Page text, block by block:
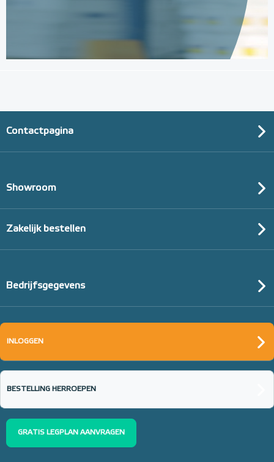
Contactpagina
Showroom
Zakelijk bestellen
Bedrijfsgegevens
INLOGGEN
BESTELLING HERROEPEN
GRATIS LEGPLAN AANVRAGEN